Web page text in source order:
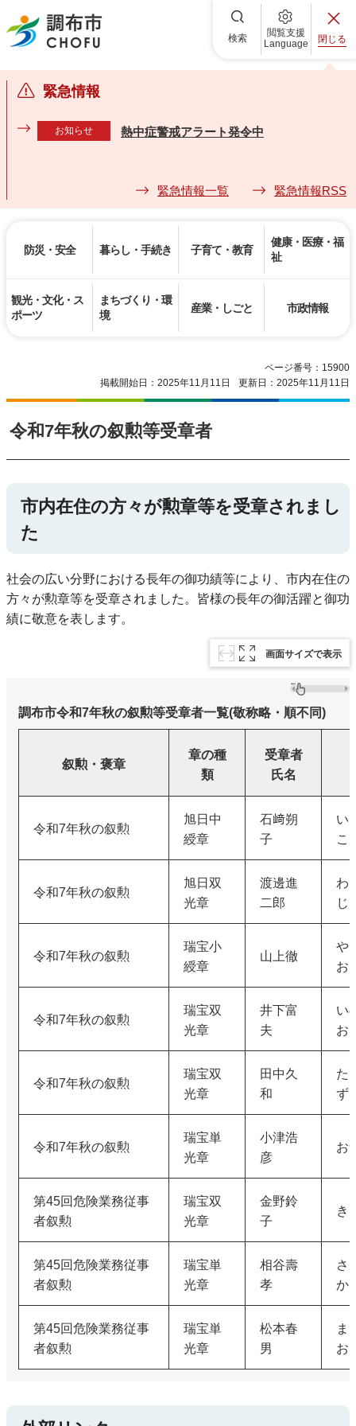
調布市 検索
閲覧支援
Language
閉じる
緊急情報
お知らせ 熱中症警戒アラート発令中
緊急情報一覧 緊急情報RSS
防災・安全 暮らし・手続き 子育て・教育
健康・医療・福
祉
観光・文化・ス
ポーツ
まちづくり・環
境
産業・しごと 市政情報
ページ番号：15900
掲載開始日：2025年11月11日
更新日：2025年11月11日
令和7年秋の叙勲等受章者
市内在住の方々が勲章等を受章されまし
た
社会の広い分野における長年の御功績等により、市内在住の
方々が勲章等を受章されました。皆様の長年の御活躍と御功
績に敬意を表します。
画面サイズで表示
調布市令和7年秋の叙勲等受章者一覧(敬称略・順不同)
叙勲・褒章
章の種
類
受章者
氏名
令和7年秋の叙勲
旭日中
綬章
石﨑朔
子
い
こ
令和7年秋の叙勲
旭日双
光章
渡邊進
二郎
わ
じ
令和7年秋の叙勲
瑞宝小
綬章
山上徹
や
お
令和7年秋の叙勲
瑞宝双
光章
井下富
夫
い
お
令和7年秋の叙勲
瑞宝双
光章
田中久
和
た
ず
令和7年秋の叙勲
瑞宝単
光章
小津浩
彦
お
第45回危険業務従事
者叙勲
瑞宝双
光章
金野鈴
子
き
第45回危険業務従事
者叙勲
瑞宝単
光章
相谷壽
孝
さ
か
第45回危険業務従事
者叙勲
瑞宝単
光章
松本春
男
ま
お